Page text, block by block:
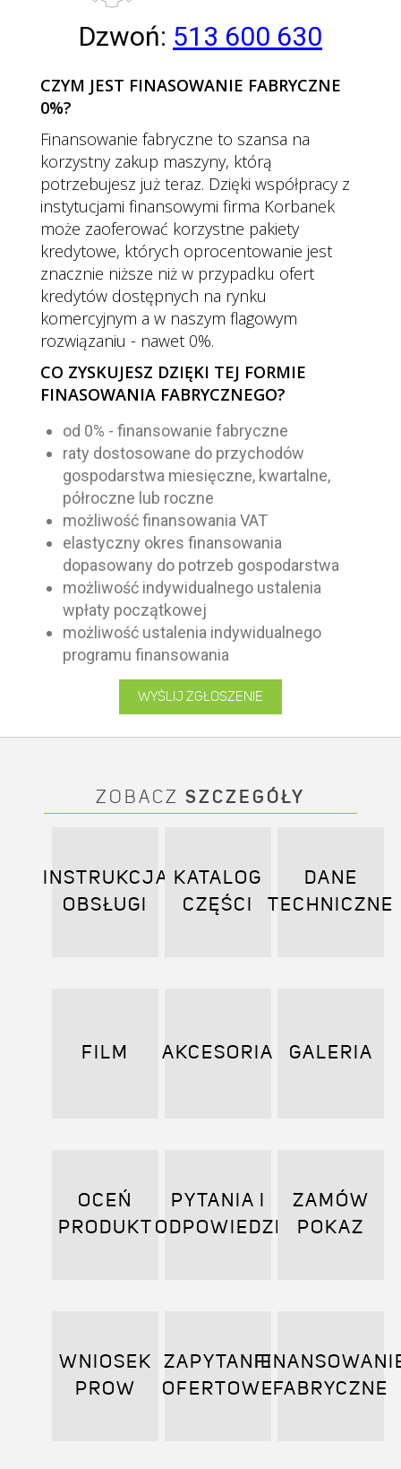
Dzwoń: 513 600 630
CZYM JEST FINASOWANIE FABRYCZNE
0%?
Finansowanie fabryczne to szansa na
korzystny zakup maszyny, którą
potrzebujesz już teraz. Dzięki współpracy z
instytucjami finansowymi firma Korbanek
może zaoferować korzystne pakiety
kredytowe, których oprocentowanie jest
znacznie niższe niż w przypadku ofert
kredytów dostępnych na rynku
komercyjnym a w naszym flagowym
rozwiązaniu - nawet 0%.
CO ZYSKUJESZ DZIĘKI TEJ FORMIE
FINASOWANIA FABRYCZNEGO?
od 0% - finansowanie fabryczne
raty dostosowane do przychodów
gospodarstwa miesięczne, kwartalne,
półroczne lub roczne
możliwość finansowania VAT
elastyczny okres finansowania
dopasowany do potrzeb gospodarstwa
możliwość indywidualnego ustalenia
wpłaty początkowej
możliwość ustalenia indywidualnego
programu finansowania
WYŚLIJ ZGŁOSZENIE
ZOBACZ SZCZEGÓŁY
INSTRUKCJA
OBSŁUGI
KATALOG
CZĘŚCI
DANE
TECHNICZNE
FILM AKCESORIA GALERIA
OCEŃ
PRODUKT
PYTANIA I
ODPOWIEDZI
ZAMÓW
POKAZ
WNIOSEK
PROW
ZAPYTANIE
OFERTOWE FABRYCZNE